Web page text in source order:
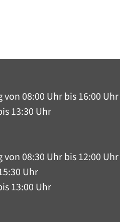
von 08:00 Uhr bis 16:00 Uhr
13:30 Uhr
von 08:30 Uhr bis 12:00 Uhr
Uhr
13:00 Uhr